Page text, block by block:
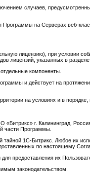
случаев,
на Серверах веб-
лицензию), при условии
лицензий, указанных в
компоненты.
и действует на
на условиях и в
г. Калининград,
части Программы.
1С-Битрикс. Любое их
по настоящему
предоставления их
законодательством.